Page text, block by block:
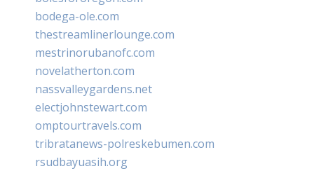
bodega-ole.com
thestreamlinerlounge.com
mestrinorubanofc.com
novelatherton.com
nassvalleygardens.net
electjohnstewart.com
omptourtravels.com
tribratanews-polreskebumen.com
rsudbayuasih.org